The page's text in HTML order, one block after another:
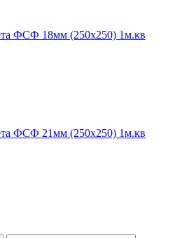
ФСФ 18мм (250х250) 1м.кв
ФСФ 21мм (250х250) 1м.кв